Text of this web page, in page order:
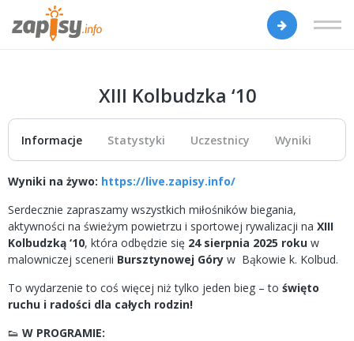
XIII Kolbudzka ‘10
Informacje Statystyki Uczestnicy Wyniki
Wyniki na żywo: https://live.zapisy.info/
Serdecznie zapraszamy wszystkich miłośników biegania,
aktywności na świeżym powietrzu i sportowej rywalizacji na XIII
Kolbudzką ‘10, która odbędzie się 24 sierpnia 2025 roku w
malowniczej scenerii Bursztynowej Góry w Bąkowie k. Kolbud.
To wydarzenie to coś więcej niż tylko jeden bieg – to święto
ruchu i radości dla całych rodzin!
👟 W PROGRAMIE: